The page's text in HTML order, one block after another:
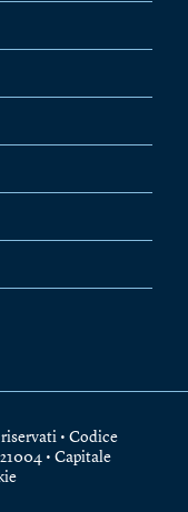
• Codice
• Capitale